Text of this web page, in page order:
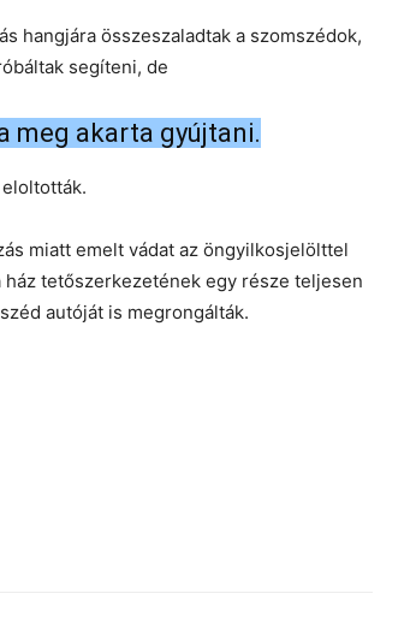
hangjára összeszaladtak a szomszédok,
segíteni, de
meg akarta gyújtani.
miatt emelt vádat az öngyilkosjelölttel
tetőszerkezetének egy része teljesen
autóját is megrongálták.